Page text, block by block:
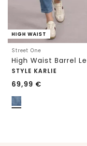
HIGH WAIST
Street One
STYLE KARLIE
69,99 €